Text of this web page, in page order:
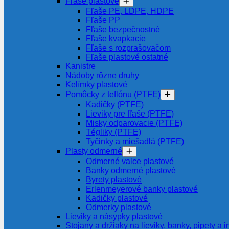
Fľaše PE, LDPE, HDPE
Fľaše PP
Fľaše bezpečnostné
Fľaše kvapkacie
Fľaše s rozprašovačom
Fľaše plastové ostatné
Kanistre
Nádoby rôzne druhy
Kelímky plastové
Pomôcky z teflónu (PTFE)
Kadičky (PTFE)
Lieviky pre fľaše (PTFE)
Misky odparovacie (PTFE)
Tégliky (PTFE)
Tyčinky a miešadlá (PTFE)
Plasty odmerné
Odmerné valce plastové
Banky odmerné plastové
Byrety plastové
Erlenmeyerové banky plastové
Kadičky plastové
Odmerky plastové
Lieviky a násypky plastové
Stojany a držiaky na lieviky, banky, pipety a